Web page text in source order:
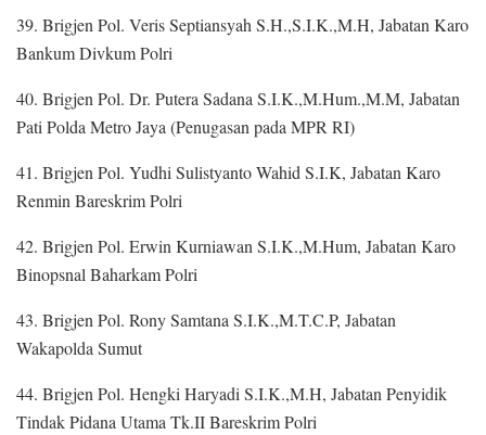
39. Brigjen Pol. Veris Septiansyah S.H.,S.I.K.,M.H, Jabatan Karo
Bankum Divkum Polri
40. Brigjen Pol. Dr. Putera Sadana S.I.K.,M.Hum.,M.M, Jabatan
Pati Polda Metro Jaya (Penugasan pada MPR RI)
41. Brigjen Pol. Yudhi Sulistyanto Wahid S.I.K, Jabatan Karo
Renmin Bareskrim Polri
42. Brigjen Pol. Erwin Kurniawan S.I.K.,M.Hum, Jabatan Karo
Binopsnal Baharkam Polri
43. Brigjen Pol. Rony Samtana S.I.K.,M.T.C.P, Jabatan
Wakapolda Sumut
44. Brigjen Pol. Hengki Haryadi S.I.K.,M.H, Jabatan Penyidik
Tindak Pidana Utama Tk.II Bareskrim Polri